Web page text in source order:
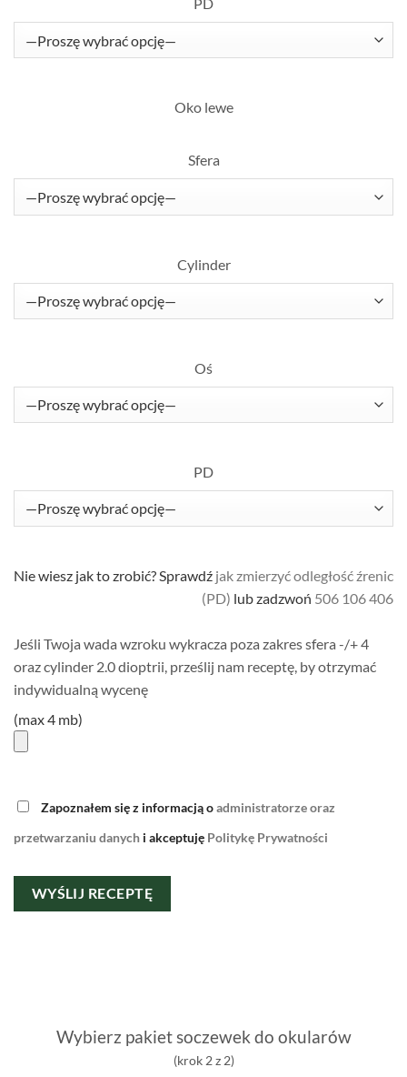
PD
Oko lewe
Sfera
Cylinder
Oś
PD
Nie wiesz jak to zrobić? Sprawdź jak zmierzyć odległość źrenic
(PD) lub zadzwoń 506 106 406
Jeśli Twoja wada wzroku wykracza poza zakres sfera -/+ 4
oraz cylinder 2.0 dioptrii, prześlij nam receptę, by otrzymać
indywidualną wycenę
(max 4 mb)
Please
this
empty.
Zapoznałem się z informacją oadministratorze oraz
przetwarzaniu danych i akceptuję Politykę Prywatności
Wybierz pakiet soczewek do okularów
(krok 2 z 2)